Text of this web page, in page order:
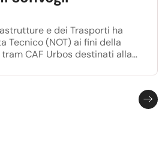
e dei Trasporti ha
Tecnico (NOT) ai fini della
CAF Urbos destinati alla
del progetto dei nuovi